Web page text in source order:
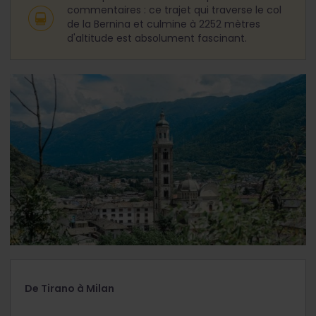
commentaires : ce trajet qui traverse le col
de la Bernina et culmine à 2252 mètres
d'altitude est absolument fascinant.
De Tirano à Milan